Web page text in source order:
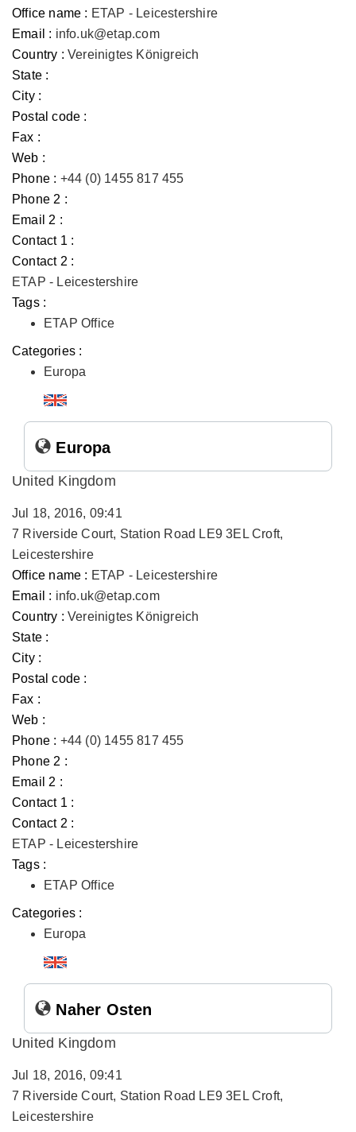
Office name : ETAP - Leicestershire
Email : info.uk@etap.com
Country : Vereinigtes Königreich
State :
City :
Postal code :
Fax :
Web :
Phone : +44 (0) 1455 817 455
Phone 2 :
Email 2 :
Contact 1 :
Contact 2 :
ETAP - Leicestershire
Tags :
ETAP Office
Categories :
Europa
Europa
United Kingdom
Jul 18, 2016, 09:41
7 Riverside Court, Station Road LE9 3EL Croft,
Leicestershire
Office name : ETAP - Leicestershire
Email : info.uk@etap.com
Country : Vereinigtes Königreich
State :
City :
Postal code :
Fax :
Web :
Phone : +44 (0) 1455 817 455
Phone 2 :
Email 2 :
Contact 1 :
Contact 2 :
ETAP - Leicestershire
Tags :
ETAP Office
Categories :
Europa
Naher Osten
United Kingdom
Jul 18, 2016, 09:41
7 Riverside Court, Station Road LE9 3EL Croft,
Leicestershire